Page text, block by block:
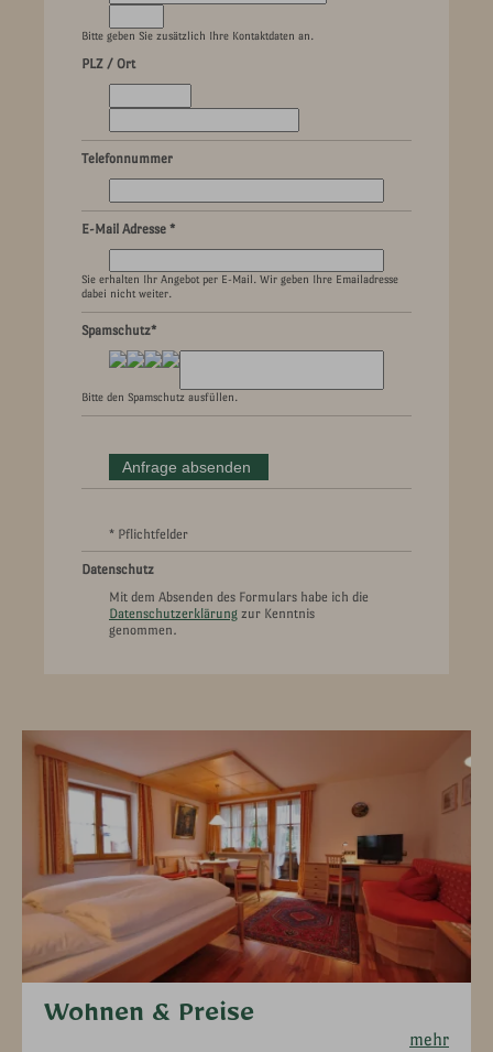
Bitte geben Sie zusätzlich Ihre Kontaktdaten an.
PLZ / Ort
Telefonnummer
E-Mail Adresse *
Sie erhalten Ihr Angebot per E-Mail. Wir geben Ihre Emailadresse
dabei nicht weiter.
Spamschutz*
Bitte den Spamschutz ausfüllen.
* Pflichtfelder
Datenschutz
Mit dem Absenden des Formulars habe ich die
Datenschutzerklärung zur Kenntnis
genommen.
Wohnen & Preise
mehr